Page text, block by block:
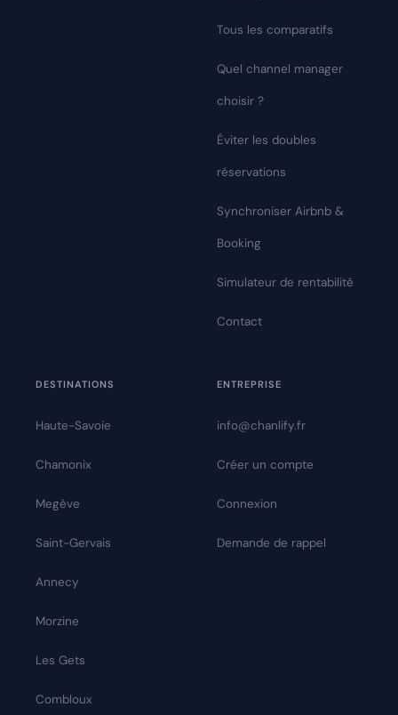
Tous les comparatifs
Quel channel manager
choisir ?
Éviter les doubles
réservations
Synchroniser Airbnb &
Booking
Simulateur de rentabilité
Contact
DESTINATIONS
Haute-Savoie
Chamonix
Megève
Saint-Gervais
Annecy
Morzine
Les Gets
Combloux
ENTREPRISE
info@chanlify.fr
Créer un compte
Connexion
Demande de rappel